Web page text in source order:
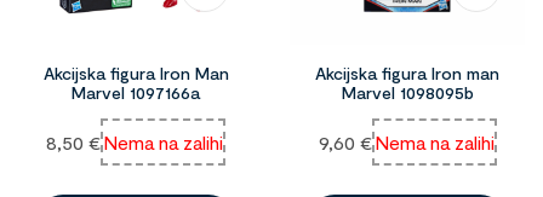
Akcijska figura Iron Man
Marvel 1097166a
8,50 €Nema na zalihi
Akcijska figura Iron man
Marvel 1098095b
9,60 €Nema na zalihi